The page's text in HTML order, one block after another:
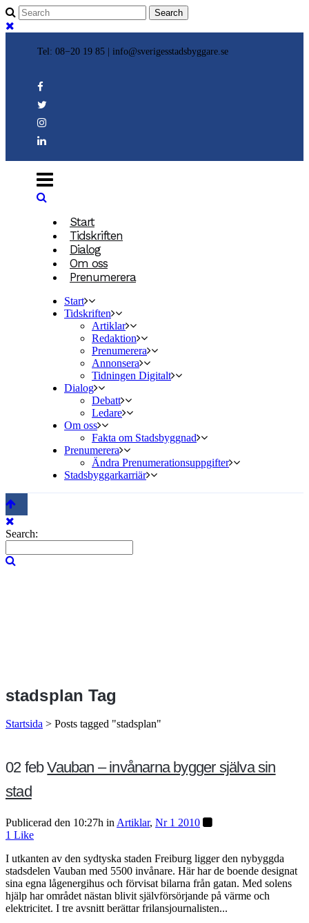
Tel: 08−20 19 85 | info@sverigesstadsbyggare.se
Start
Tidskriften
Dialog
Om oss
Prenumerera
Start
Tidskriften
Artiklar
Redaktion
Prenumerera
Annonsera
Tidningen Digitalt
Dialog
Debatt
Ledare
Om oss
Fakta om Stadsbyggnad
Prenumerera
Ändra Prenumerationsuppgifter
Stadsbyggarkarriär
Search:
stadsplan Tag
Startsida > Posts tagged "stadsplan"
02 feb Vauban – invånarna bygger själva sin
stad
Publicerad den 10:27h in Artiklar, Nr 1 2010
1 Like
I utkanten av den sydtyska staden Freiburg ligger den nybyggda
stadsdelen Vauban med 5500 invånare. Här har de boende designat
sina egna lågenergihus och förvisat bilarna från gatan. Med solens
hjälp har området nästan blivit självförsörjande på värme och
elektricitet. I tre avsnitt berättar frilansjournalisten...